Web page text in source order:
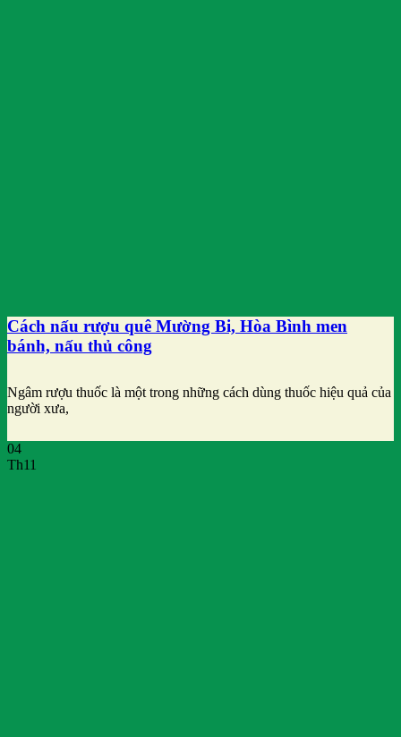
Cách nấu rượu quê Mường Bi, Hòa Bình men
bánh, nấu thủ công
Ngâm rượu thuốc là một trong những cách dùng thuốc hiệu quả của
người xưa,
04
Th11